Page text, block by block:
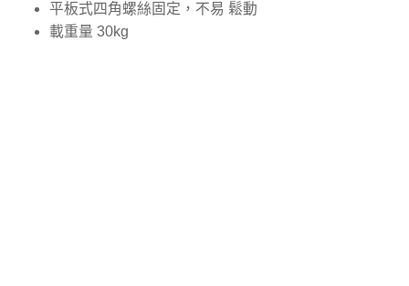
平板式四角螺絲固定，不易 鬆動
載重量 30kg